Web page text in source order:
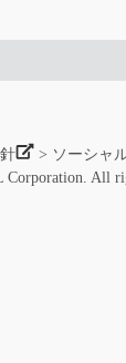
> ソーシャ
All